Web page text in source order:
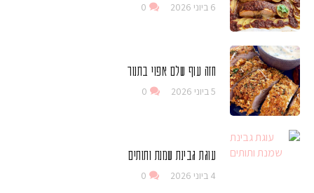
6 ביוני 2026 0
חזה עוף שלם אפוי בתנור
5 ביוני 2026 0
עוגת גבינת שמנת ותותים
4 ביוני 2026 0